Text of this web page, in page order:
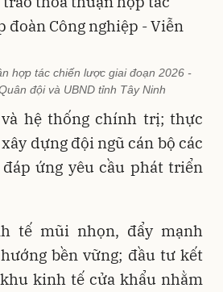
hợp tác chiến lược giai đoạn 2026 -
đội và UBND tỉnh Tây Ninh
hệ thống chính trị; thực
dựng đội ngũ cán bộ các
ứng yêu cầu phát triển
tế mũi nhọn, đẩy mạnh
bền vững; đầu tư kết
kinh tế cửa khẩu nhằm